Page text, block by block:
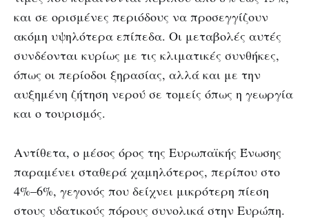
και σε ορισμένες περιόδους να προσεγγίζουν
ακόμη υψηλότερα επίπεδα. Οι μεταβολές αυτές
συνδέονται κυρίως με τις κλιματικές συνθήκες,
όπως οι περίοδοι ξηρασίας, αλλά και με την
αυξημένη ζήτηση νερού σε τομείς όπως η γεωργία
και ο τουρισμός.
Αντίθετα, ο μέσος όρος της Ευρωπαϊκής Ένωσης
παραμένει σταθερά χαμηλότερος, περίπου στο
4%–6%, γεγονός που δείχνει μικρότερη πίεση
στους υδατικούς πόρους συνολικά στην Ευρώπη.